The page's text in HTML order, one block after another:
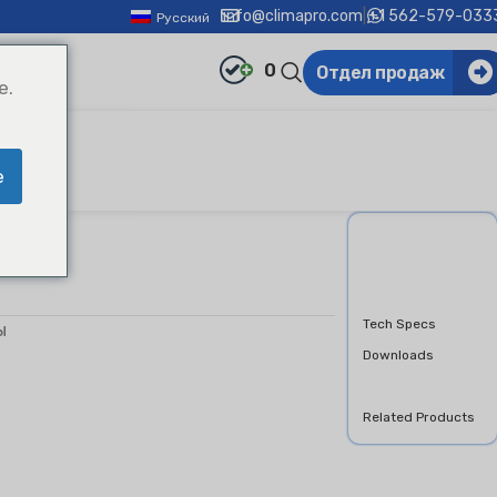
Русский info@climapro.com +1 562-579-
0 Отдел продаж
Tech Specs
Downloads
Related Products